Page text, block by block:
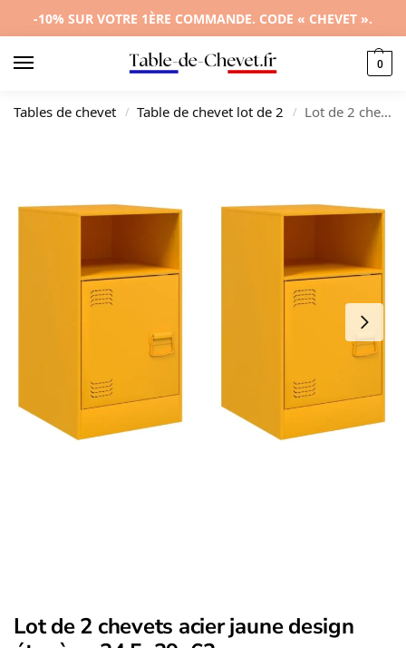
-10% SUR VOTRE 1ÈRE COMMANDE. CODE « CHEVET ».
0
Tables de chevet / Table de chevet lot de 2 / Lot de 2 chevets acier jaune design étagère, 34.5x39x62cm
Lot de 2 chevets acier jaune design